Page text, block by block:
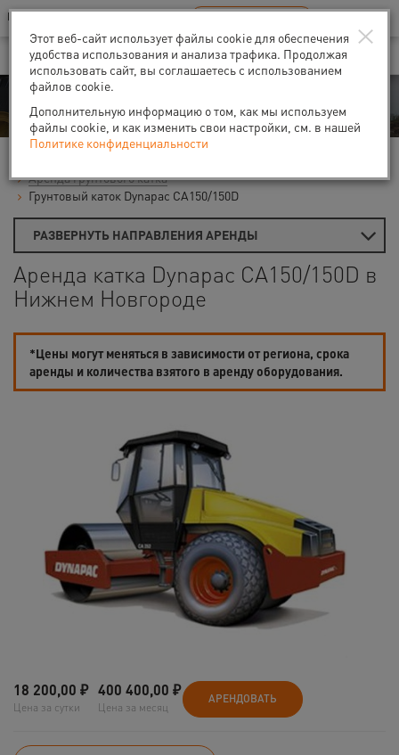
Ваш город:Нижний Новгород
В Вашем регионе нет наших офисов RU EN
Аренда
Аренда грунтового катка
Грунтовый каток Dynapac CA150/150D
РАЗВЕРНУТЬ НАПРАВЛЕНИЯ АРЕНДЫ
Аренда катка Dynapac CA150/150D в
Нижнем Новгороде
*Цены могут меняться в зависимости от региона, срока
аренды и количества взятого в аренду оборудования.
18 200,00 ₽
Цена за сутки
400 400,00 ₽
Цена за месяц
АРЕНДОВАТЬ
×
Этот веб-сайт использует файлы cookie для обеспечения
удобства использования и анализа трафика. Продолжая
использовать сайт, вы соглашаетесь с использованием
файлов cookie.
Дополнительную информацию о том, как мы используем
файлы cookie, и как изменить свои настройки, см. в нашей
Политике конфиденциальности